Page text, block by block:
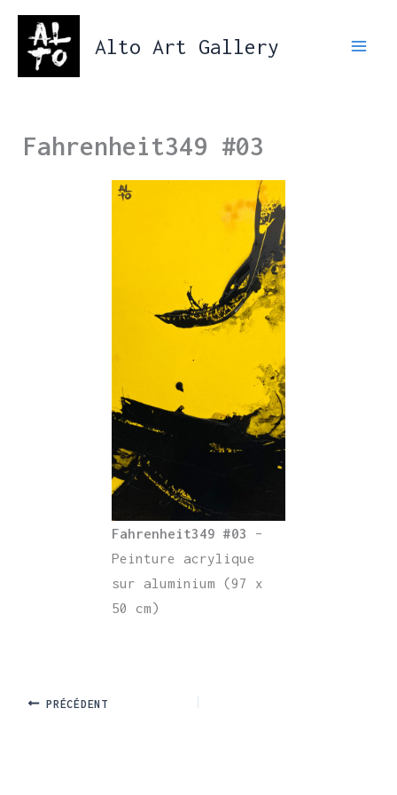
Aller
contenu
Alto Art Gallery
Fahrenheit349 #03
Fahrenheit349 #03 –
Peinture acrylique
sur aluminium (97 x
50 cm)
PRÉCÉDENT